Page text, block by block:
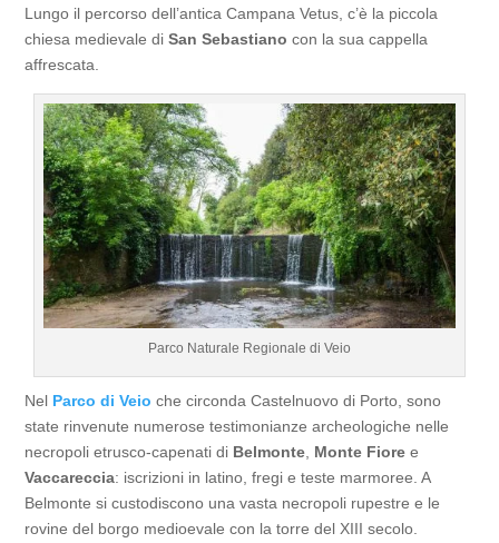
Lungo il percorso dell’antica Campana Vetus, c’è la piccola
chiesa medievale diSan Sebastiano con la sua cappella
affrescata.
Parco Naturale Regionale di Veio
Nel Parco di Veio che circonda Castelnuovo di Porto, sono
state rinvenute numerose testimonianze archeologiche nelle
necropoli etrusco-capenati di Belmonte, Monte Fiore e
Vaccareccia: iscrizioni in latino, fregi e teste marmoree. A
Belmonte si custodiscono una vasta necropoli rupestre e le
rovine del borgo medioevale con la torre del XIII secolo.